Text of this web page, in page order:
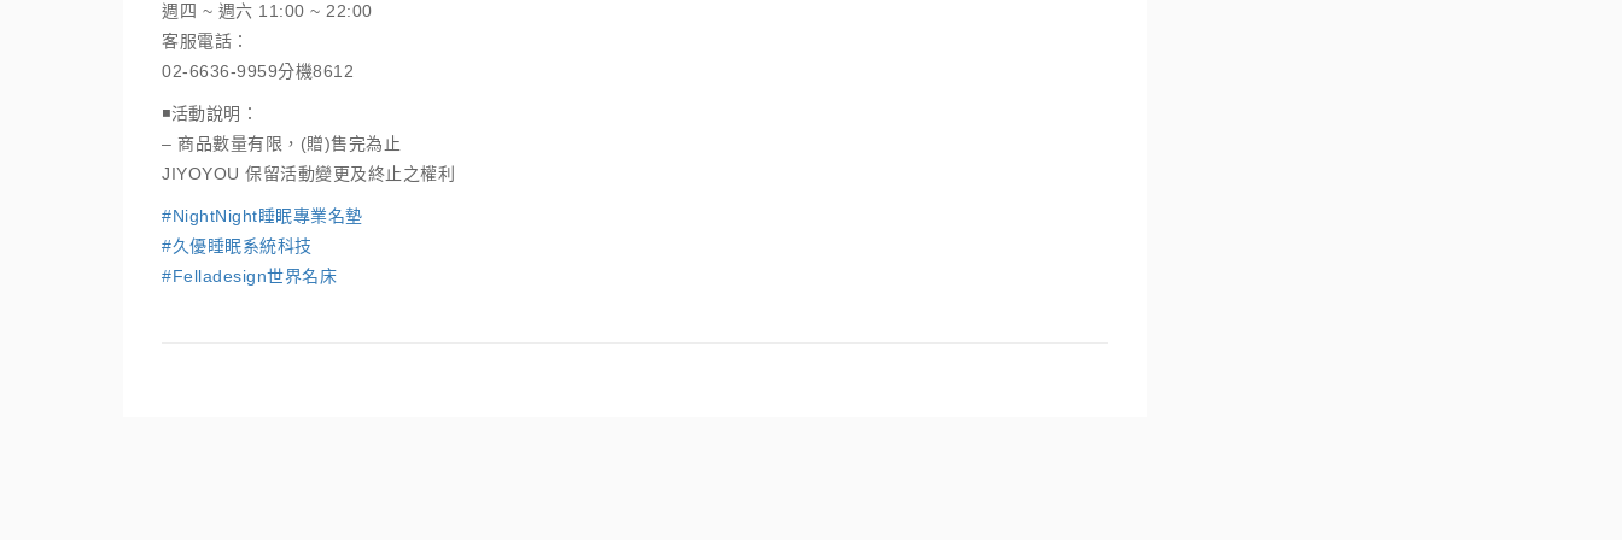
週四 ~ 週六 11:00 ~ 22:00
客服電話：
02-6636-9959分機8612
◾️活動說明：
– 商品數量有限，(贈)售完為止
JIYOYOU 保留活動變更及終止之權利
#NightNight睡眠專業名墊
#久優睡眠系統科技
#Felladesign世界名床